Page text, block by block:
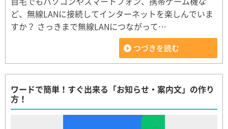
ど、無線LANに接続してインターネットを楽しんでいま
すか？ さっきまで無線LANにつながって…
つづきを読む
ワードで簡単！すぐ出来る「お知らせ・案内文」の作り
方！